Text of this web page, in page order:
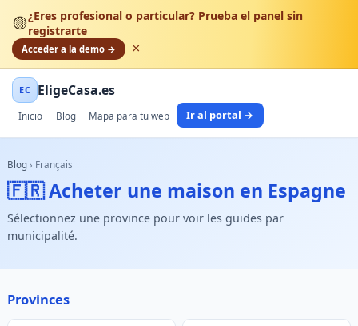
🟡¿Eres profesional o particular? Prueba el panel sin
registrarte
Acceder a la demo → ×
EC EligeCasa.es
Inicio Blog Mapa para tu web Ir al portal →
Blog› Français
🇫🇷 Acheter une maison en Espagne
Sélectionnez une province pour voir les guides par
municipalité.
Provinces